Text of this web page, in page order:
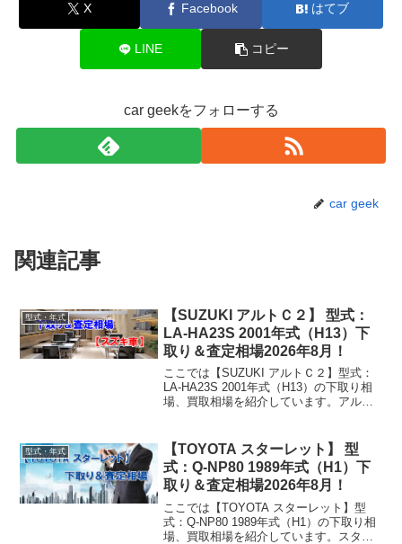
X Facebook はてブ
LINE コピー
car geekをフォローする
car geek
関連記事
型式・年式
【SUZUKI アルトＣ２】 型式：
LA-HA23S 2001年式（H13）下
取り＆査定相場2026年8月！
ここでは【SUZUKI アルトＣ２】型式：
LA-HA23S 2001年式（H13）の下取り相
場、買取相場を紹介しています。アルト
円～1万円買取り相場：...
型式・年式
【TOYOTA スターレット】 型
式：Q-NP80 1989年式（H1）下
取り＆査定相場2026年8月！
ここでは【TOYOTA スターレット】型
式：Q-NP80 1989年式（H1）の下取り相
場、買取相場を紹介しています。スター